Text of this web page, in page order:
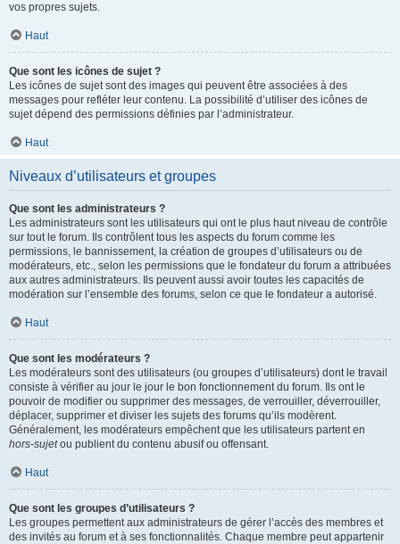
vos propres sujets.
Haut
Que sont les icônes de sujet ?
Les icônes de sujet sont des images qui peuvent être associées à des
messages pour refléter leur contenu. La possibilité d’utiliser des icônes de
sujet dépend des permissions définies par l’administrateur.
Haut
Niveaux d’utilisateurs et groupes
Que sont les administrateurs ?
Les administrateurs sont les utilisateurs qui ont le plus haut niveau de contrôle
sur tout le forum. Ils contrôlent tous les aspects du forum comme les
permissions, le bannissement, la création de groupes d’utilisateurs ou de
modérateurs, etc., selon les permissions que le fondateur du forum a attribuées
aux autres administrateurs. Ils peuvent aussi avoir toutes les capacités de
modération sur l’ensemble des forums, selon ce que le fondateur a autorisé.
Haut
Que sont les modérateurs ?
Les modérateurs sont des utilisateurs (ou groupes d’utilisateurs) dont le travail
consiste à vérifier au jour le jour le bon fonctionnement du forum. Ils ont le
pouvoir de modifier ou supprimer des messages, de verrouiller, déverrouiller,
déplacer, supprimer et diviser les sujets des forums qu’ils modèrent.
Généralement, les modérateurs empêchent que les utilisateurs partent en
hors-sujetou publient du contenu abusif ou offensant.
Haut
Que sont les groupes d’utilisateurs ?
Les groupes permettent aux administrateurs de gérer l’accès des membres et
des invités au forum et à ses fonctionnalités. Chaque membre peut appartenir